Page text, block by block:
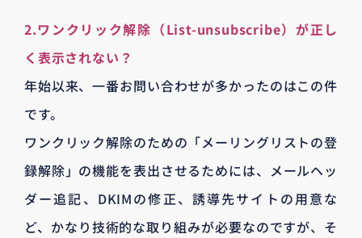
2.ワンクリック解除（List-unsubscribe）が正し
く表示されない？
年始以来、一番お問い合わせが多かったのはこの件
です。
ワンクリック解除のための「メーリングリストの登
録解除」の機能を表出させるためには、メールヘッ
ダー追記、DKIMの修正、誘導先サイトの用意な
ど、かなり技術的な取り組みが必要なのですが、そ